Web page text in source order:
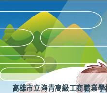
高雄市立海青高級工商職業學